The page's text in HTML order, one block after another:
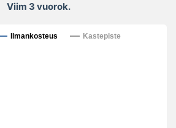
Viim 3 vuorok.
Viim 3 vuorok.
Ilmankosteus
Kastepiste